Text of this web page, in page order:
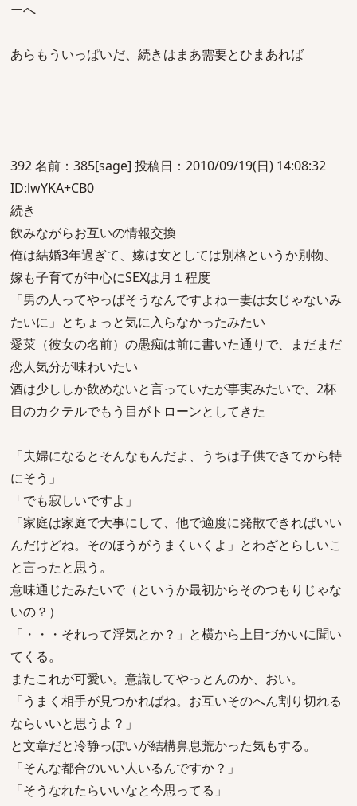
ーへ
あらもういっぱいだ、続きはまあ需要とひまあれば
392 名前：385[sage] 投稿日：2010/09/19(日) 14:08:32
ID:lwYKA+CB0
続き
飲みながらお互いの情報交換
俺は結婚3年過ぎて、嫁は女としては別格というか別物、
嫁も子育てが中心にSEXは月１程度
「男の人ってやっぱそうなんですよねー妻は女じゃないみ
たいに」とちょっと気に入らなかったみたい
愛菜（彼女の名前）の愚痴は前に書いた通りで、まだまだ
恋人気分が味わいたい
酒は少ししか飲めないと言っていたが事実みたいで、2杯
目のカクテルでもう目がトローンとしてきた
「夫婦になるとそんなもんだよ、うちは子供できてから特
にそう」
「でも寂しいですよ」
「家庭は家庭で大事にして、他で適度に発散できればいい
んだけどね。そのほうがうまくいくよ」とわざとらしいこ
と言ったと思う。
意味通じたみたいで（というか最初からそのつもりじゃな
いの？）
「・・・それって浮気とか？」と横から上目づかいに聞い
てくる。
またこれが可愛い。意識してやっとんのか、おい。
「うまく相手が見つかればね。お互いそのへん割り切れる
ならいいと思うよ？」
と文章だと冷静っぽいが結構鼻息荒かった気もする。
「そんな都合のいい人いるんですか？」
「そうなれたらいいなと今思ってる」